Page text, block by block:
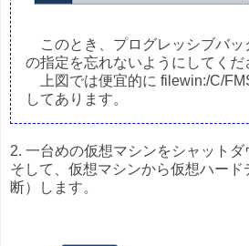
このとき、プログレッシブバッ
の指定を忘れないようにしてくだ
上図では便宜的に filewin:/C/
してあります。
2. 一台めの仮想マシンをシャットダ
そして、仮想マシンから仮想ハード
断）します。